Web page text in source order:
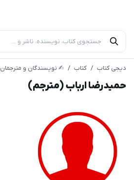
دیجی کتاب / کتاب / ✍︎ نویسندگان و مترجمان
حمیدرضا ارباب (مترجم)